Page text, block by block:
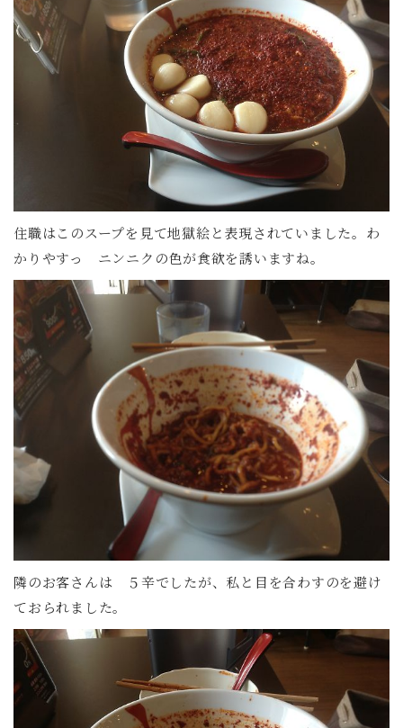
住職はこのスープを見て地獄絵と表現されていました。わ
かりやすっ ニンニクの色が食欲を誘いますね。
隣のお客さんは ５辛でしたが、私と目を合わすのを避け
ておられました。